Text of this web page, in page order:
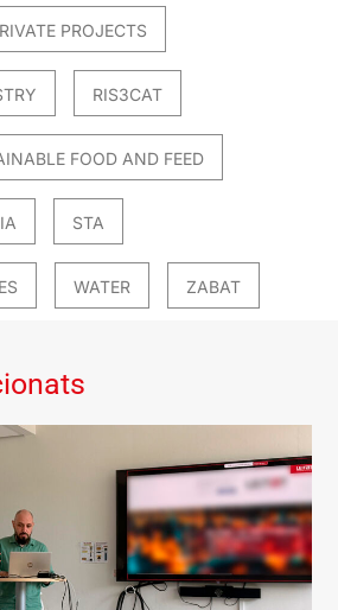
PROJECTS
RIS3CAT
FOOD AND FEED
STA
WATER ZABAT